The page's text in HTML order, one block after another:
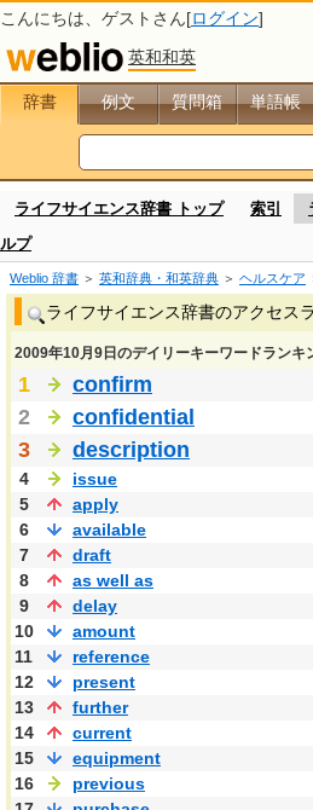
こんにちは、 ゲスト さん[ログイン]
英和和英
辞書 例文 質問箱 単語帳
ライフサイエンス辞書 トップ 索引
ルプ
Weblio 辞書 ＞ 英和辞典・和英辞典 ＞ ヘルスケア
ライフサイエンス辞書のアクセス
2009年10月9日のデイリーキーワードランキ
1
confirm
2
confidential
3
description
4
issue
5
apply
6
available
7
draft
8
as well as
9
delay
10
amount
11
reference
12
present
13
further
14
current
15
equipment
16
previous